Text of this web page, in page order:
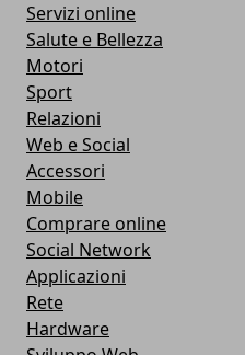
Servizi online
Salute e Bellezza
Motori
Sport
Relazioni
Web e Social
Accessori
Mobile
Comprare online
Social Network
Applicazioni
Rete
Hardware